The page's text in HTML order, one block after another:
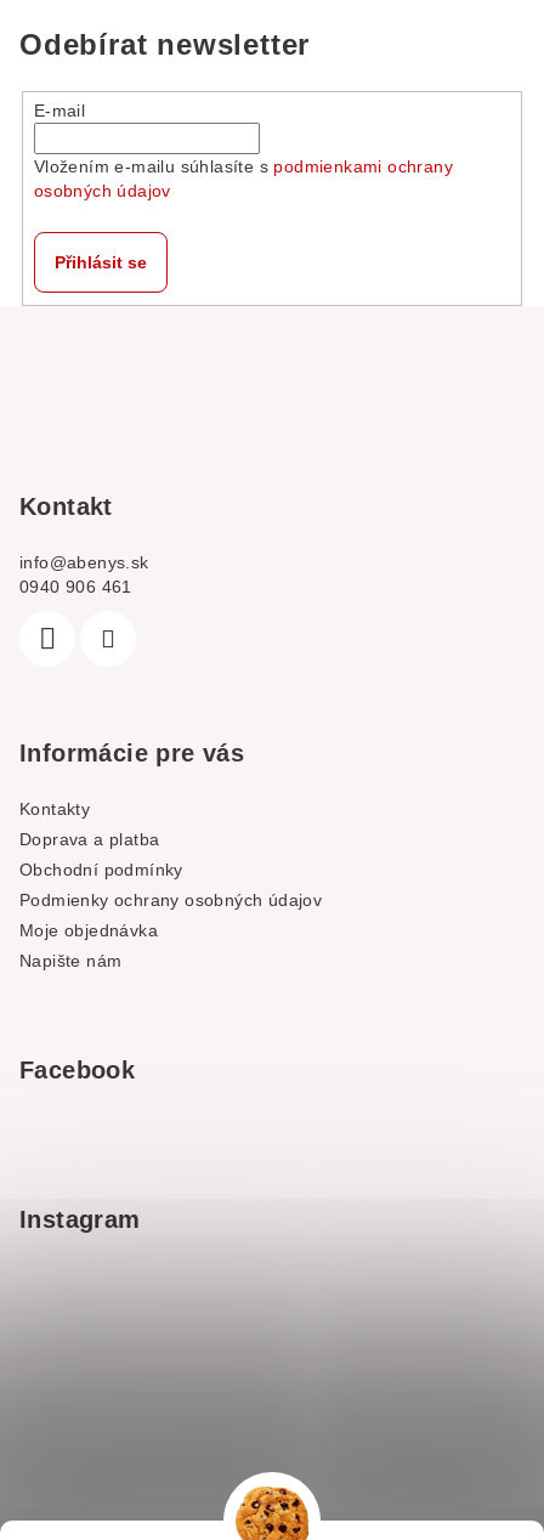
Odebírat newsletter
E-mail
Vložením e-mailu súhlasíte s podmienkami ochrany
osobných údajov
Přihlásit se
Kontakt
info@abenys.sk
0940 906 461
Informácie pre vás
Kontakty
Doprava a platba
Obchodní podmínky
Podmienky ochrany osobných údajov
Moje objednávka
Napište nám
Facebook
Instagram